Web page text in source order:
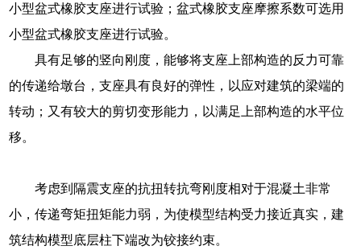
小型盆式橡胶支座进行试验；盆式橡胶支座摩擦系数可选用
小型盆式橡胶支座进行试验。
具有足够的竖向刚度，能够将支座上部构造的反力可靠
的传递给墩台，支座具有良好的弹性，以应对建筑的梁端的
转动；又有较大的剪切变形能力，以满足上部构造的水平位
移。
考虑到隔震支座的抗扭转抗弯刚度相对于混凝土非常
小，传递弯矩扭矩能力弱，为使模型结构受力接近真实，建
筑结构模型底层柱下端改为铰接约束。